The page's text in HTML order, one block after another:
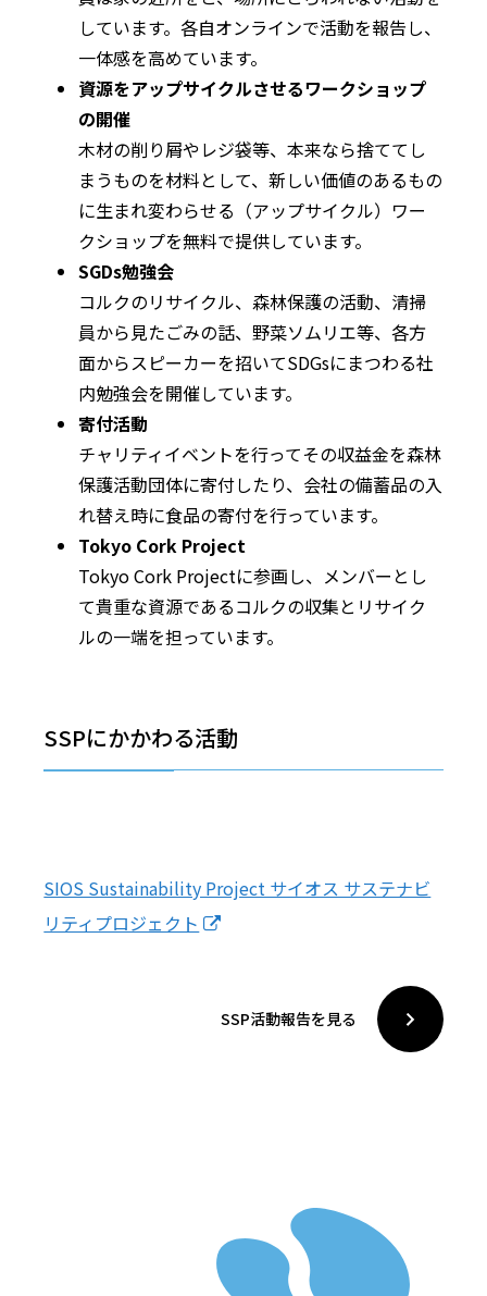
しています。各自オンラインで活動を報告し、
一体感を高めています。
資源をアップサイクルさせるワークショップ
の開催
木材の削り屑やレジ袋等、本来なら捨ててし
まうものを材料として、新しい価値のあるもの
に生まれ変わらせる（アップサイクル）ワー
クショップを無料で提供しています。
SGDs勉強会
コルクのリサイクル、森林保護の活動、清掃
員から見たごみの話、野菜ソムリエ等、各方
面からスピーカーを招いてSDGsにまつわる社
内勉強会を開催しています。
寄付活動
チャリティイベントを行ってその収益金を森林
保護活動団体に寄付したり、会社の備蓄品の入
れ替え時に食品の寄付を行っています。
Tokyo Cork Project
Tokyo Cork Projectに参画し、メンバーとし
て貴重な資源であるコルクの収集とリサイク
ルの一端を担っています。
SSPにかかわる活動
SIOS Sustainability Project サイオス サステナビ
リティプロジェクト
SSP活動報告を見る